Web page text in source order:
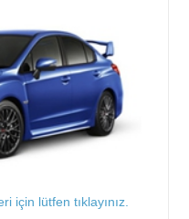
için lütfen tıklayınız.